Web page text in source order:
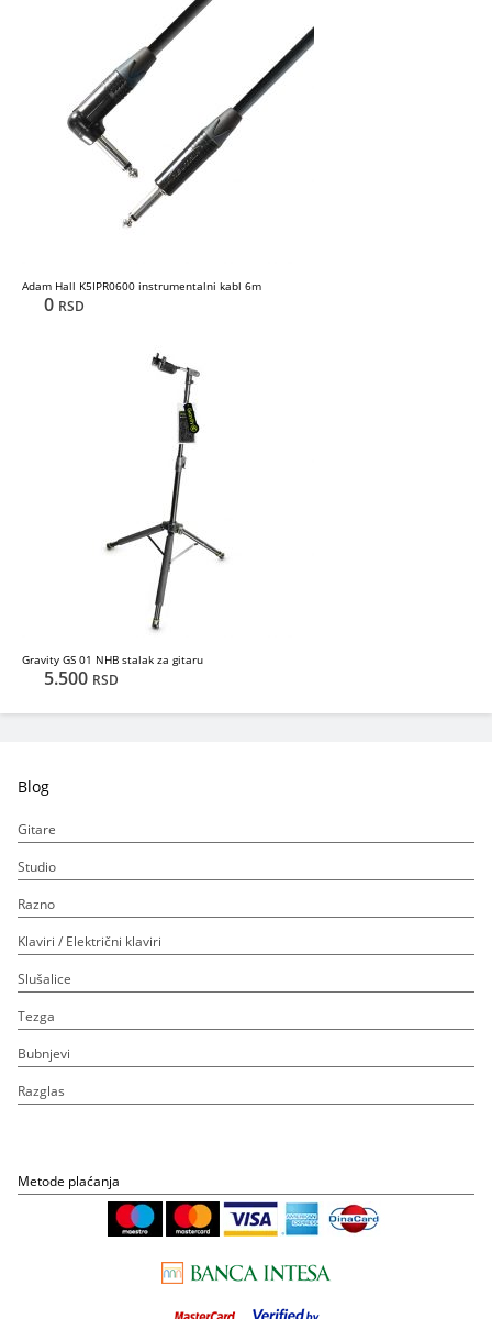
Adam Hall K5IPR0600 instrumentalni kabl 6m
0 RSD
Gravity GS 01 NHB stalak za gitaru
5.500 RSD
Blog
Gitare
Studio
Razno
Klaviri / Električni klaviri
Slušalice
Tezga
Bubnjevi
Razglas
Metode plaćanja